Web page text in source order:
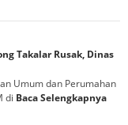
Takalar Rusak, Dinas
Umum dan Perumahan
di Baca Selengkapnya